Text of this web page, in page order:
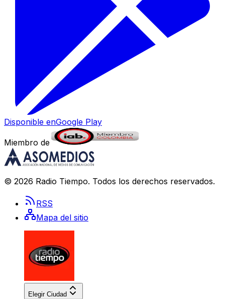
Disponible enGoogle Play
Miembro de
© 2026 Radio Tiempo. Todos los derechos reservados.
RSS
Mapa del sitio
Elegir Ciudad